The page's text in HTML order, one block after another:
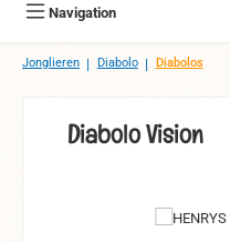
Navigation
Jonglieren | Diabolo | Diabolos
Diabolo Vision
Bildergalerie überspringen